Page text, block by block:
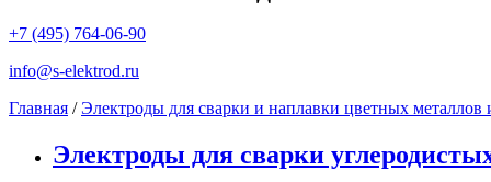
+7 (495) 764-06-90
info@s-elektrod.ru
Главная /Электроды для сварки и наплавки цветных металлов
Электроды для сварки